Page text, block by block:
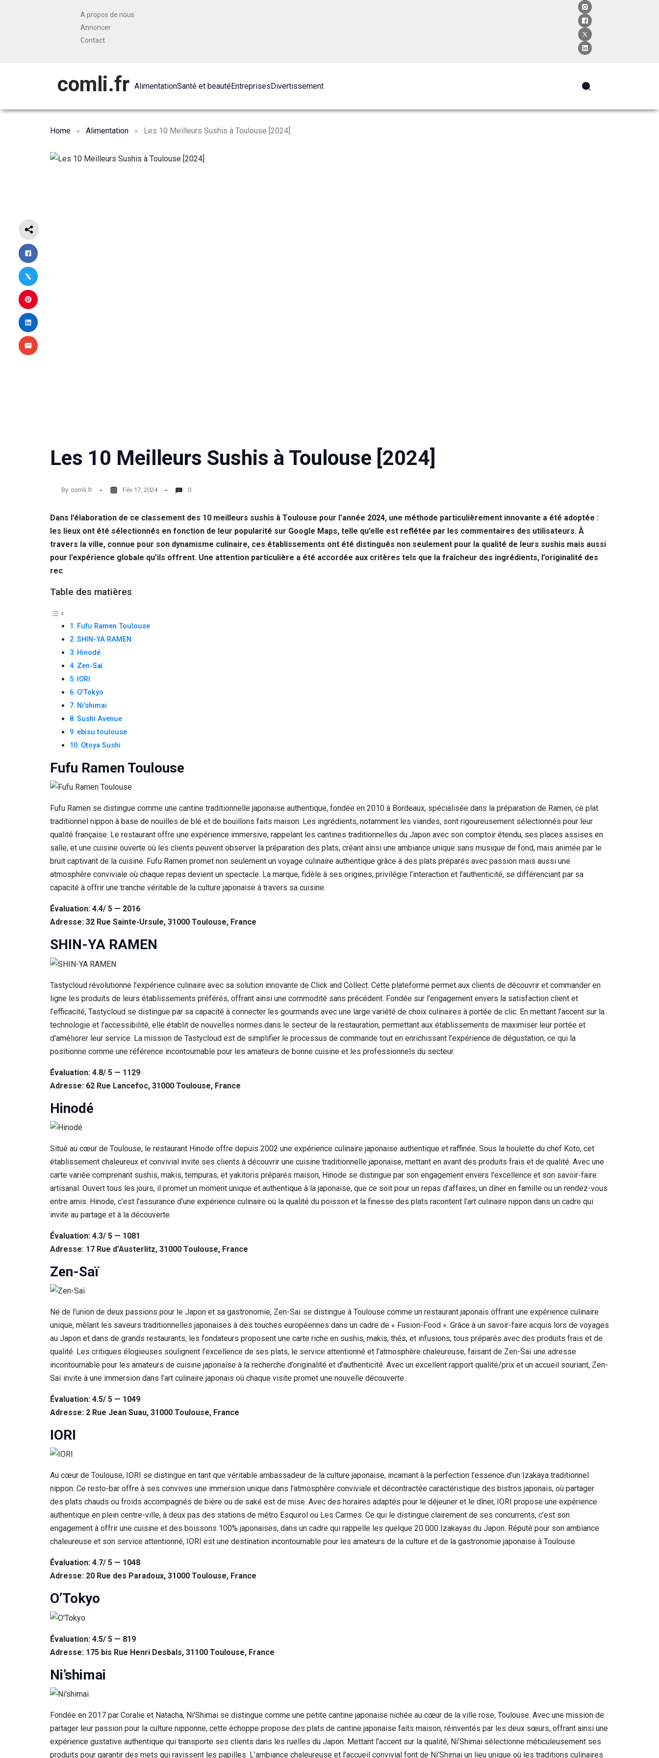
A propos de nous
Annoncer
Contact
comli.fr AlimentationSanté et beautéEntreprisesDivertissement
Home Alimentation Les 10 Meilleurs Sushis à Toulouse [2024]
Les 10 Meilleurs Sushis à Toulouse [2024]
By comli.fr Fév 17, 2024 0
Dans l’élaboration de ce classement des 10 meilleurs sushis à Toulouse pour l’année 2024, une méthode particulièrement innovante a été adoptée :
les lieux ont été sélectionnés en fonction de leur popularité sur Google Maps, telle qu’elle est reflétée par les commentaires des utilisateurs. À
travers la ville, connue pour son dynamisme culinaire, ces établissements ont été distingués non seulement pour la qualité de leurs sushis mais aussi
pour l’expérience globale qu’ils offrent. Une attention particulière a été accordée aux critères tels que la fraîcheur des ingrédients, l’originalité des
rec
Table des matières
Fufu Ramen Toulouse
SHIN-YA RAMEN
Hinodé
Zen-Saï
IORI
O’Tokyo
Ni’shimai
Sushi Avenue
ebisu toulouse
Otoya Sushi
Fufu Ramen Toulouse
Fufu Ramen se distingue comme une cantine traditionnelle japonaise authentique, fondée en 2010 à Bordeaux, spécialisée dans la préparation de Ramen, ce plat
traditionnel nippon à base de nouilles de blé et de bouillons faits maison. Les ingrédients, notamment les viandes, sont rigoureusement sélectionnés pour leur
qualité française. Le restaurant offre une expérience immersive, rappelant les cantines traditionnelles du Japon avec son comptoir étendu, ses places assises en
salle, et une cuisine ouverte où les clients peuvent observer la préparation des plats, créant ainsi une ambiance unique sans musique de fond, mais animée par le
bruit captivant de la cuisine. Fufu Ramen promet non seulement un voyage culinaire authentique grâce à des plats préparés avec passion mais aussi une
atmosphère conviviale où chaque repas devient un spectacle. La marque, fidèle à ses origines, privilégie l’interaction et l’authenticité, se différenciant par sa
capacité à offrir une tranche véritable de la culture japonaise à travers sa cuisine.
Évaluation: 4.4/ 5 — 2016
Adresse: 32 Rue Sainte-Ursule, 31000 Toulouse, France
SHIN-YA RAMEN
Tastycloud révolutionne l’expérience culinaire avec sa solution innovante de Click and Collect. Cette plateforme permet aux clients de découvrir et commander en
ligne les produits de leurs établissements préférés, offrant ainsi une commodité sans précédent. Fondée sur l’engagement envers la satisfaction client et
l’efficacité, Tastycloud se distingue par sa capacité à connecter les gourmands avec une large variété de choix culinaires à portée de clic. En mettant l’accent sur la
technologie et l’accessibilité, elle établit de nouvelles normes dans le secteur de la restauration, permettant aux établissements de maximiser leur portée et
d’améliorer leur service. La mission de Tastycloud est de simplifier le processus de commande tout en enrichissant l’expérience de dégustation, ce qui la
positionne comme une référence incontournable pour les amateurs de bonne cuisine et les professionnels du secteur.
Évaluation: 4.8/ 5 — 1129
Adresse: 62 Rue Lancefoc, 31000 Toulouse, France
Hinodé
Situé au cœur de Toulouse, le restaurant Hinode offre depuis 2002 une expérience culinaire japonaise authentique et raffinée. Sous la houlette du chef Koto, cet
établissement chaleureux et convivial invite ses clients à découvrir une cuisine traditionnelle japonaise, mettant en avant des produits frais et de qualité. Avec une
carte variée comprenant sushis, makis, tempuras, et yakitoris préparés maison, Hinode se distingue par son engagement envers l’excellence et son savoir-faire
artisanal. Ouvert tous les jours, il promet un moment unique et authentique à la japonaise, que ce soit pour un repas d’affaires, un dîner en famille ou un rendez-vous
entre amis. Hinode, c’est l’assurance d’une expérience culinaire où la qualité du poisson et la finesse des plats racontent l’art culinaire nippon dans un cadre qui
invite au partage et à la découverte.
Évaluation: 4.3/ 5 — 1081
Adresse: 17 Rue d’Austerlitz, 31000 Toulouse, France
Zen-Saï
Né de l’union de deux passions pour le Japon et sa gastronomie, Zen-Saï se distingue à Toulouse comme un restaurant japonais offrant une expérience culinaire
unique, mêlant les saveurs traditionnelles japonaises à des touches européennes dans un cadre de « Fusion-Food ». Grâce à un savoir-faire acquis lors de voyages
au Japon et dans de grands restaurants, les fondateurs proposent une carte riche en sushis, makis, thés, et infusions, tous préparés avec des produits frais et de
qualité. Les critiques élogieuses soulignent l’excellence de ses plats, le service attentionné et l’atmosphère chaleureuse, faisant de Zen-Saï une adresse
incontournable pour les amateurs de cuisine japonaise à la recherche d’originalité et d’authenticité. Avec un excellent rapport qualité/prix et un accueil souriant, Zen-
Saï invite à une immersion dans l’art culinaire japonais où chaque visite promet une nouvelle découverte.
Évaluation: 4.5/ 5 — 1049
Adresse: 2 Rue Jean Suau, 31000 Toulouse, France
IORI
Au cœur de Toulouse, IORI se distingue en tant que véritable ambassadeur de la culture japonaise, incarnant à la perfection l’essence d’un Izakaya traditionnel
nippon. Ce resto-bar offre à ses convives une immersion unique dans l’atmosphère conviviale et décontractée caractéristique des bistros japonais, où partager
des plats chauds ou froids accompagnés de bière ou de saké est de mise. Avec des horaires adaptés pour le déjeuner et le dîner, IORI propose une expérience
authentique en plein centre-ville, à deux pas des stations de métro Esquirol ou Les Carmes. Ce qui le distingue clairement de ses concurrents, c’est son
engagement à offrir une cuisine et des boissons 100% japonaises, dans un cadre qui rappelle les quelque 20 000 Izakayas du Japon. Réputé pour son ambiance
chaleureuse et son service attentionné, IORI est une destination incontournable pour les amateurs de la culture et de la gastronomie japonaise à Toulouse.
Évaluation: 4.7/ 5 — 1048
Adresse: 20 Rue des Paradoux, 31000 Toulouse, France
O’Tokyo
Évaluation: 4.5/ 5 — 819
Adresse: 175 bis Rue Henri Desbals, 31100 Toulouse, France
Ni’shimai
Fondée en 2017 par Coralie et Natacha, Ni’Shimai se distingue comme une petite cantine japonaise nichée au cœur de la ville rose, Toulouse. Avec une mission de
partager leur passion pour la culture nipponne, cette échoppe propose des plats de cantine japonaise faits maison, réinventés par les deux sœurs, offrant ainsi une
expérience gustative authentique qui transporte ses clients dans les ruelles du Japon. Mettant l’accent sur la qualité, Ni’Shimai sélectionne méticuleusement ses
produits pour garantir des mets qui ravissent les papilles. L’ambiance chaleureuse et l’accueil convivial font de Ni’Shimai un lieu unique où les traditions culinaires